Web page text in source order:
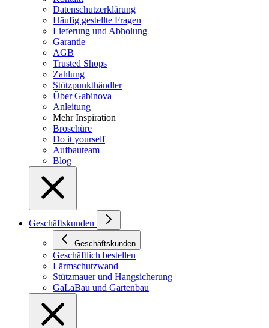
Datenschutzerklärung
Häufig gestellte Fragen
Lieferung und Abholung
Garantie
AGB
Trusted Shops
Zahlung
Stützpunkthändler
Über Gabinova
Anleitung
Mehr Inspiration
Broschüre
Do it yourself
Aufbauteam
Blog
Geschäftskunden
Geschäftskunden
Geschäftlich bestellen
Lärmschutzwand
Stützmauer und Hangsicherung
GaLaBau und Gartenbau